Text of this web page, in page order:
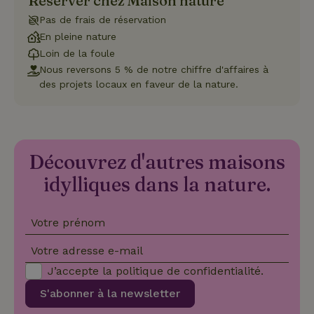
Pas de frais de réservation
En pleine nature
Loin de la foule
Nous reversons 5 % de notre chiffre d'affaires à
des projets locaux en faveur de la nature.
Découvrez d'autres maisons
idylliques dans la nature.
Votre prénom
Votre adresse e-mail
S'abonner à la newsletter
J’accepte la politique de confidentialité.
des utilisateurs et la gestion des comptes. Le site Web ne
peut pas être utilisé correctement sans les cookies
strictement nécessaires.
Nom
Fournisseur
/
Expiration
et
Politique de confidentialité de Google